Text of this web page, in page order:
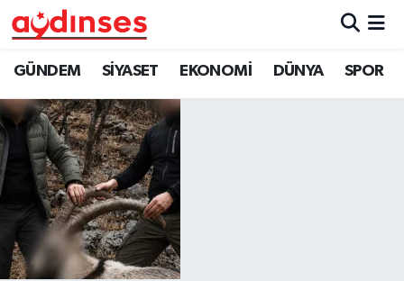
GÜNDEM SİYASET EKONOMİ DÜNYA SPOR
GÜNDEM
SİYASET
EKONOMİ
DÜNYA
SPOR
Nöbetçi Eczaneler
Hava Durumu
Aydin Namaz Vakitleri
Trafik Durumu
Süper Lig Puan Durumu ve Fikstür